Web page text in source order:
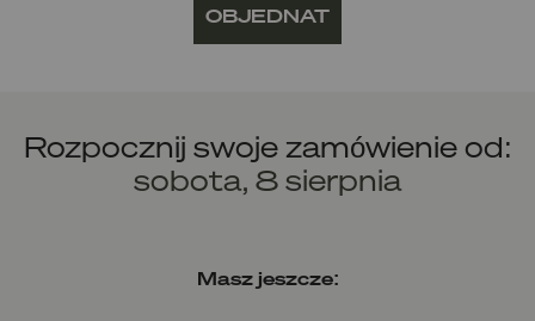
OBJEDNAT
Rozpocznij swoje zamówienie od:
sobota, 8 sierpnia
Masz jeszcze: